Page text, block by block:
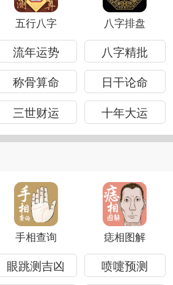
五行八字 八字排盘
流年运势
八字精批
称骨算命
日干论命
三世财运 十年大运
手相查询 痣相图解
眼跳测吉凶 喷嚏预测